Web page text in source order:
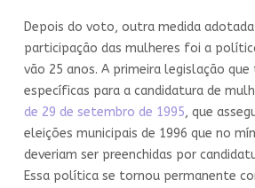
Depois do voto, outra medida
participação das mulheres foi a
vão 25 anos. A primeira legislação
específicas para a candidatura de
de 29 de setembro de 1995, que
eleições municipais de 1996 que no
deveriam ser preenchidas por
Essa política se tornou permanente